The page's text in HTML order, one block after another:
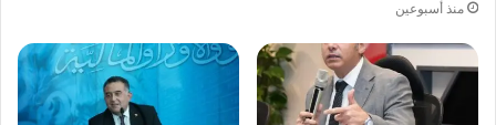
منذ أسبوعين